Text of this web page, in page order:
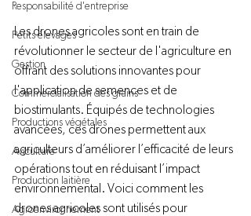
Responsabilité d'entreprise
Petits élevages
Gestion
Commercialisation des grains
Productions végétales
Aviculture
Production laitière
Agroenvironnement
Les drones agricoles sont en train de
révolutionner le secteur de l'agriculture en
offrant des solutions innovantes pour
l'application de semences et de
biostimulants. Équipés de technologies
avancées, ces drones permettent aux
agriculteurs d’améliorer l’efficacité de leurs
opérations tout en réduisant l’impact
environnemental. Voici comment les
drones agricoles sont utilisés pour